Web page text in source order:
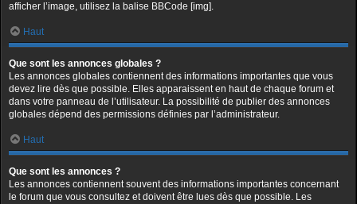
afficher l’image, utilisez la balise BBCode [img].
Haut
Que sont les annonces globales ?
Les annonces globales contiennent des informations importantes que vous
devez lire dès que possible. Elles apparaissent en haut de chaque forum et
dans votre panneau de l’utilisateur. La possibilité de publier des annonces
globales dépend des permissions définies par l’administrateur.
Haut
Que sont les annonces ?
Les annonces contiennent souvent des informations importantes concernant
le forum que vous consultez et doivent être lues dès que possible. Les